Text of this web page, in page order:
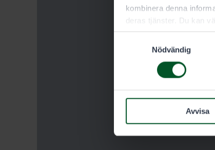
kombinera denna
deras tjänster. Du kan
Nödvändig
Avvisa